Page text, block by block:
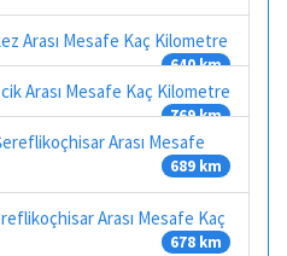
Arası Mesafe Kaç Kilometre
640 km
Arası Mesafe Kaç Kilometre
769 km
Arası Mesafe
689 km
Arası Mesafe Kaç
678 km